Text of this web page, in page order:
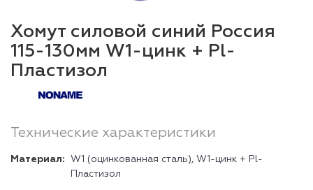
Хомут силовой синий Россия
115-130мм W1-цинк + Pl-
Пластизол
Технические характеристики
Материал:
W1 (оцинкованная сталь), W1-цинк + Pl-
Пластизол